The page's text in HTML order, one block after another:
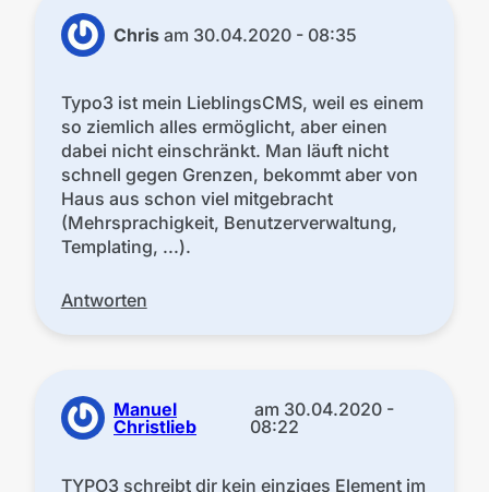
Chris am 30.04.2020 - 08:35
Typo3 ist mein LieblingsCMS, weil es einem
so ziemlich alles ermöglicht, aber einen
dabei nicht einschränkt. Man läuft nicht
schnell gegen Grenzen, bekommt aber von
Haus aus schon viel mitgebracht
(Mehrsprachigkeit, Benutzerverwaltung,
Templating, ...).
Antworten
Manuel
Christlieb
am 30.04.2020 -
08:22
TYPO3 schreibt dir kein einziges Element im